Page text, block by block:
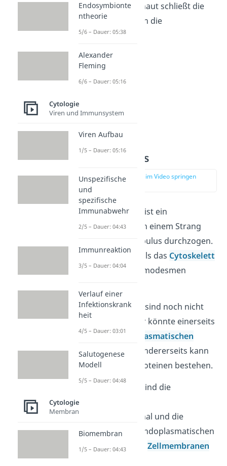
oder auch Schließhaut schließt die
Tüpfelkanäle gegen die
Nachbarzellen ab.
Desmotubulus
zur Stelle im Video springen
(01:28)
In seinem Inneren ist ein
Plasmodesmos von einem Strang
namens Desmotubulus durchzogen.
Du kannst ihn dir als das Cytoskelett
innerhalb der Plasmodesmen
Seine Bestandteile sind noch nicht
gänzlich geklärt. Er könnte einerseits
ein Teil desEndoplasmatischen
Retikulumssein, andererseits kann
er auch nur aus Proteinen bestehen.
Seine Funktionen sind die
Stabilisierung des
Plasmodesmenkanal und die
Verbindung zum Endoplasmatischen
Retikulum und denZellmembranen
Endosymbionte
ntheorie
5/6 – Dauer: 05:38
Alexander
Fleming
6/6 – Dauer: 05:16
Cytologie
Viren und Immunsystem
Viren Aufbau
1/5 – Dauer: 05:16
Unspezifische
und
spezifische
Immunabwehr
2/5 – Dauer: 04:43
Immunreaktion
3/5 – Dauer: 04:04
Verlauf einer
Infektionskrank
heit
4/5 – Dauer: 03:01
Salutogenese
Modell
5/5 – Dauer: 04:48
Cytologie
Membran
Biomembran
1/5 – Dauer: 04:43